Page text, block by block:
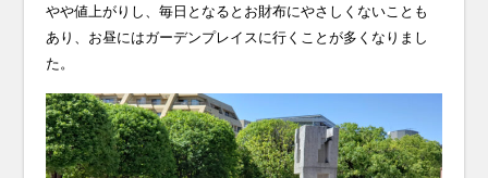
やや値上がりし、毎日となるとお財布にやさしくないことも
あり、お昼にはガーデンプレイスに行くことが多くなりまし
た。